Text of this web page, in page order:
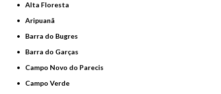
Alta Floresta
Aripuanã
Barra do Bugres
Barra do Garças
Campo Novo do Parecis
Campo Verde